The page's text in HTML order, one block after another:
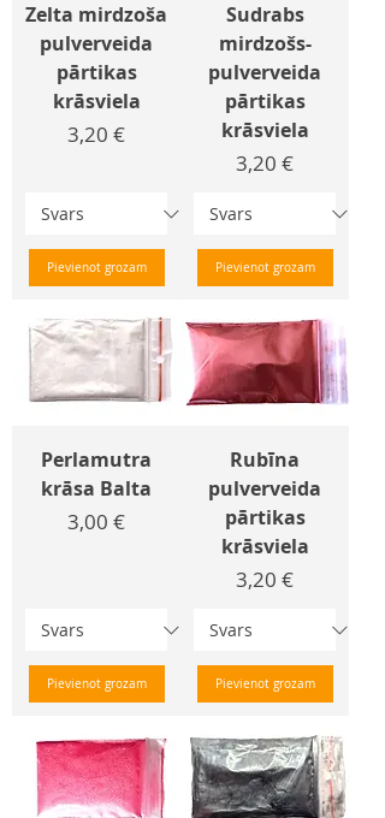
Zelta mirdzoša
pulverveida
pārtikas
krāsviela
Cena
3,20 €
Pievienot grozam
Sudrabs
mirdzošs-
pulverveida
pārtikas
krāsviela
Cena
3,20 €
Pievienot grozam
Perlamutra
krāsa Balta
Cena
3,00 €
Pievienot grozam
Rubīna
pulverveida
pārtikas
krāsviela
Cena
3,20 €
Pievienot grozam